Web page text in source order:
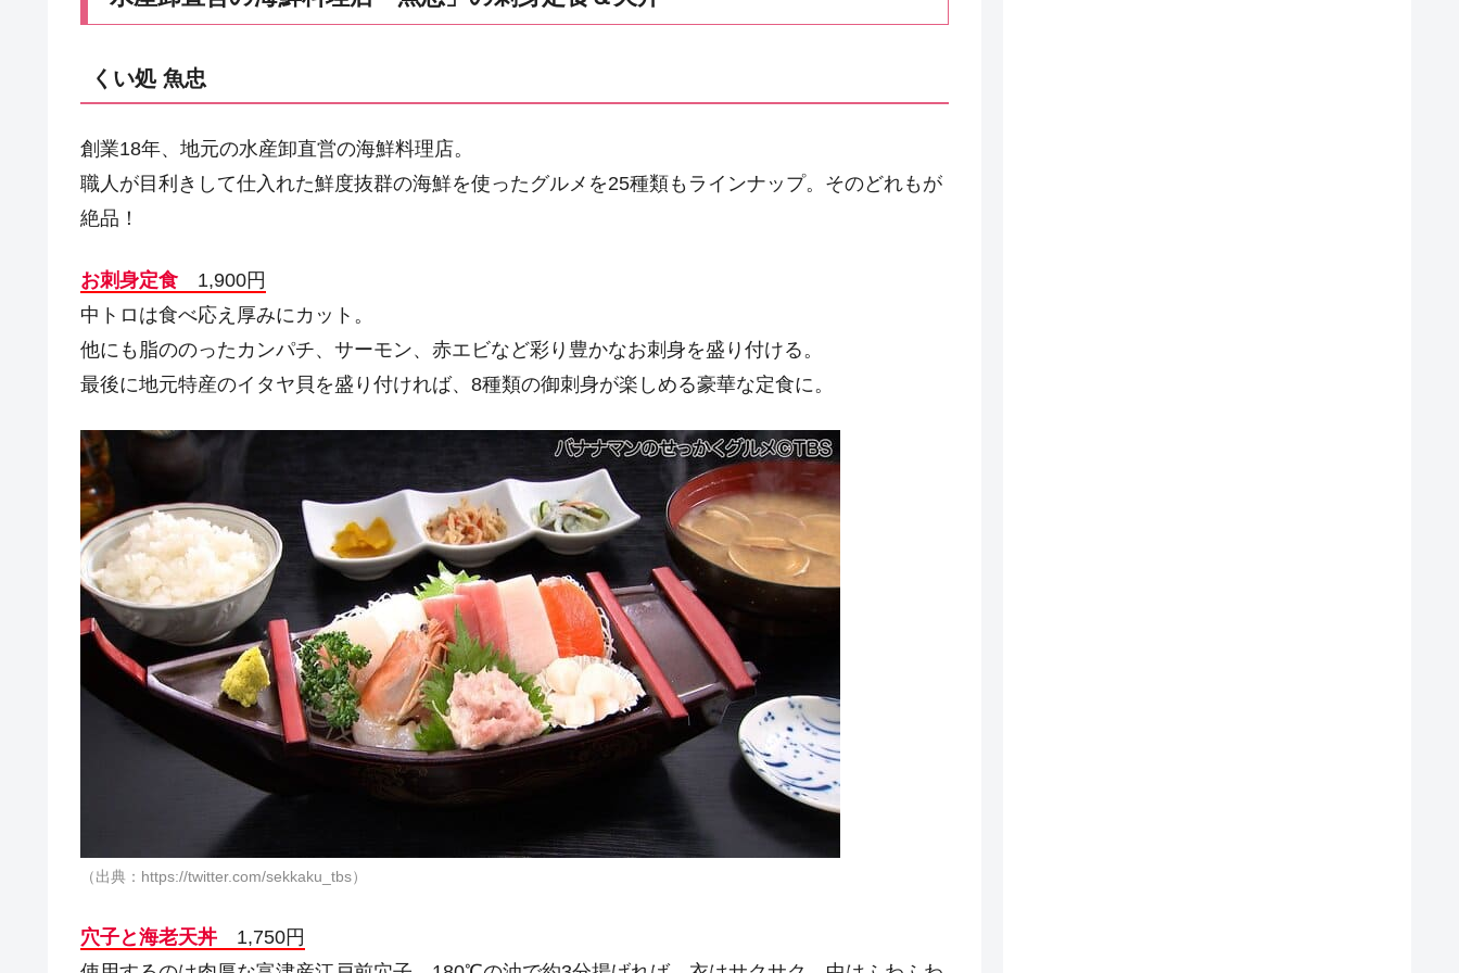
くい処 魚忠
創業18年、地元の水産卸直営の海鮮料理店。
職人が目利きして仕入れた鮮度抜群の海鮮を使ったグルメを25種類もラインナップ。そのどれもが
絶品！
お刺身定食 1,900円
中トロは食べ応え厚みにカット。
他にも脂ののったカンパチ、サーモン、赤エビなど彩り豊かなお刺身を盛り付ける。
最後に地元特産のイタヤ貝を盛り付ければ、8種類の御刺身が楽しめる豪華な定食に。
（出典：https://twitter.com/sekkaku_tbs）
穴子と海老天丼 1,750円